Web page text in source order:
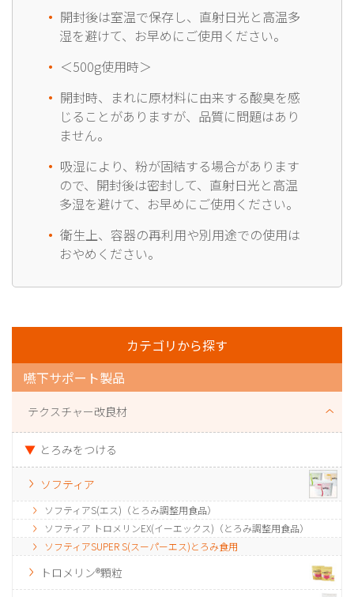
開封後は室温で保存し、直射日光と高温多
湿を避けて、お早めにご使用ください。
＜500g使用時＞
開封時、まれに原材料に由来する酸臭を感
じることがありますが、品質に問題はあり
ません。
吸湿により、粉が固結する場合があります
ので、開封後は密封して、直射日光と高温
多湿を避けて、お早めにご使用ください。
衛生上、容器の再利用や別用途での使用は
おやめください。
カテゴリから探す
嚥下サポート製品
テクスチャー改良材
とろみをつける
ソフティア
ソフティアS(エス)（とろみ調整用食品）
ソフティア トロメリンEX(イーエックス)（とろみ調整用食品）
ソフティアSUPER S(スーパーエス)とろみ食用
トロメリン®顆粒